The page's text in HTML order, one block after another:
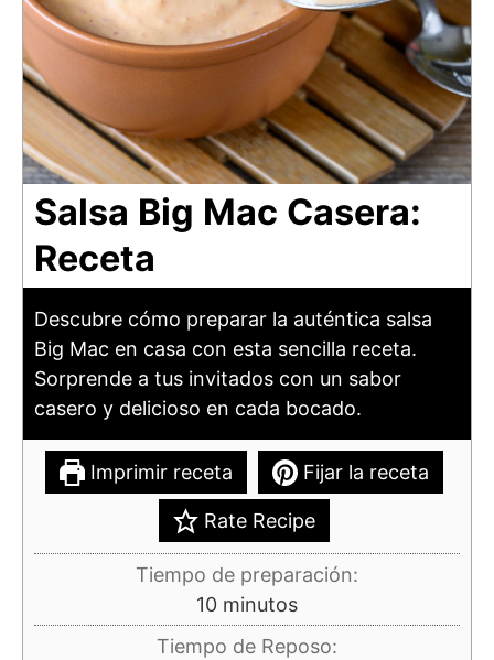
Salsa Big Mac Casera:
Receta
Descubre cómo preparar la auténtica salsa
Big Mac en casa con esta sencilla receta.
Sorprende a tus invitados con un sabor
casero y delicioso en cada bocado.
Imprimir receta Fijar la receta
Rate Recipe
Tiempo de preparación:
10minutos
minutos
Tiempo de Reposo: